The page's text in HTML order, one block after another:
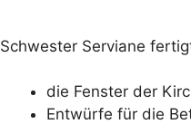
Schwester Serviane
die Fenster der
Entwürfe für die